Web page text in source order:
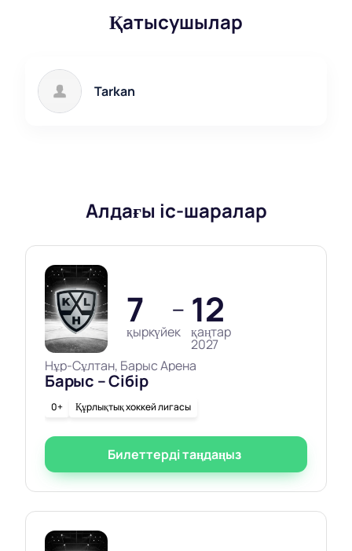
және бүгін Таркан концертіне билеттер сатып
және дәмді кешке сүңгу мүмкіндігін жіберіп
алмаңыз. Тарқанның 2023 жылғы 17 қарашадағы
Алматы Аренадағы концертіне билеттер сіздерді
Қатысушылар
Tarkan
Алдағы іс-шаралар
7
қыркүйек
— 12
қаңтар
2027
Нұр-Сұлтан, Барыс Арена
Барыс – Сібір
0+ Құрлықтық хоккей лигасы
Билеттерді таңдаңыз